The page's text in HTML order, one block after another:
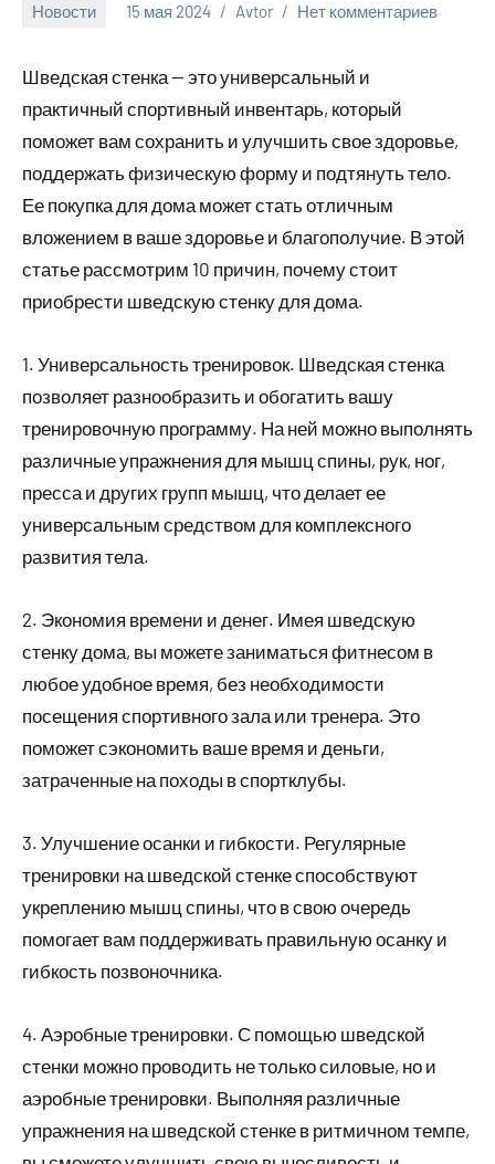
Новости 15 мая 2024 Avtor Нет комментариев
Шведская стенка — это универсальный и
практичный спортивный инвентарь, который
поможет вам сохранить и улучшить свое здоровье,
поддержать физическую форму и подтянуть тело.
Ее покупка для дома может стать отличным
вложением в ваше здоровье и благополучие. В этой
статье рассмотрим 10 причин, почему стоит
приобрести шведскую стенку для дома.
1. Универсальность тренировок. Шведская стенка
позволяет разнообразить и обогатить вашу
тренировочную программу. На ней можно выполнять
различные упражнения для мышц спины, рук, ног,
пресса и других групп мышц, что делает ее
универсальным средством для комплексного
развития тела.
2. Экономия времени и денег. Имея шведскую
стенку дома, вы можете заниматься фитнесом в
любое удобное время, без необходимости
посещения спортивного зала или тренера. Это
поможет сэкономить ваше время и деньги,
затраченные на походы в спортклубы.
3. Улучшение осанки и гибкости. Регулярные
тренировки на шведской стенке способствуют
укреплению мышц спины, что в свою очередь
помогает вам поддерживать правильную осанку и
гибкость позвоночника.
4. Аэробные тренировки. С помощью шведской
стенки можно проводить не только силовые, но и
аэробные тренировки. Выполняя различные
упражнения на шведской стенке в ритмичном темпе,